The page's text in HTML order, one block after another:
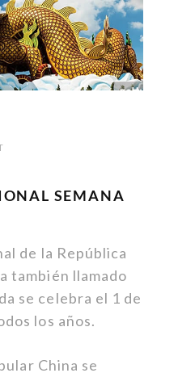
SEMANA
de la República
también llamado
se celebra el 1 de
los años.
China se